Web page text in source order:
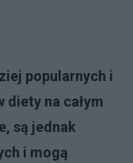
popularnych i
diety na całym
są jednak
i mogą